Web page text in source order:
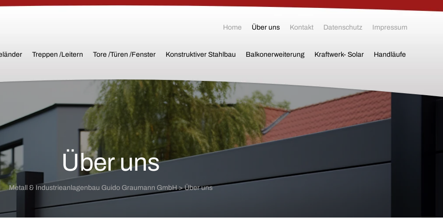
Home Über uns Kontakt Datenschutz Impressum
Treppen /Leitern Tore /Türen /Fenster Konstruktiver Stahlbau Balkonerweiterung Kraftwerk- Solar Handläufe
Über uns
Metall & Industrieanlagenbau Guido Graumann GmbH>Über uns